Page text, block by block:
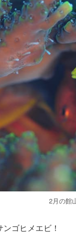
2月の館
ゴヒメエビ！